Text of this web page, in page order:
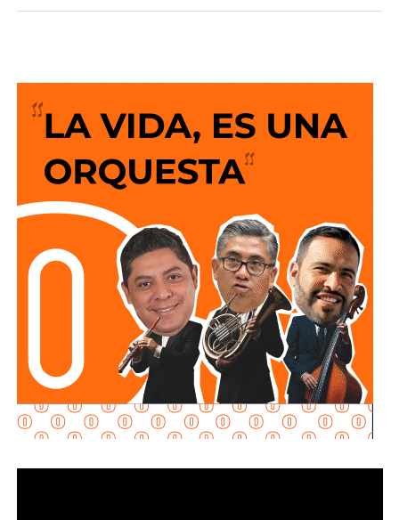
Transparencia (PNT).
“En la ley actual está establecido que los servidores
públicos pueden determinar qué se hace público y qué no,
dependiendo de la seguridad nacional o del procedimiento
en el que está la información. Con este Decreto ya no lo
dejamos a criterio del servidor público, ya no lo dejamos a
criterio de un secretario, de otra secretaria, de un director
de un área de Pemex o de CFE, o de cualquier Secretaría”.
“Ya hay un lineamiento específico de realmente lo que
debe ser transparente y aquello que, por el procedimiento
administrativo judicial, no puede informarse dado que está
en un procedimiento y puede caerse el procedimiento
judicial o administrativo, o lo que realmente es de
seguridad nacional. Entonces, para ello en un mes se va a
fortalecer incluso más esta Plataforma de Transparencia.
Y cada mes se va a estar informando de los contratos